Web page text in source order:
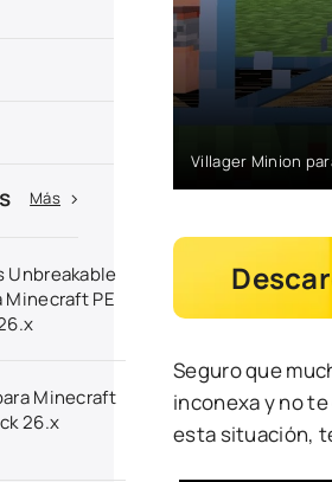
Villager Minion
Seguro que
inconexa y no
esta situación,
Más
Unbreakable
Minecraft PE
Minecraft
26.x